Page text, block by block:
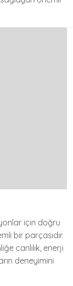
için doğru
bir parçasıdır.
canlılık, enerji
deneyimini